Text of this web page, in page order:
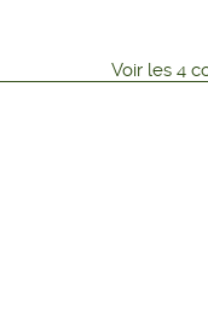
Voir les 4